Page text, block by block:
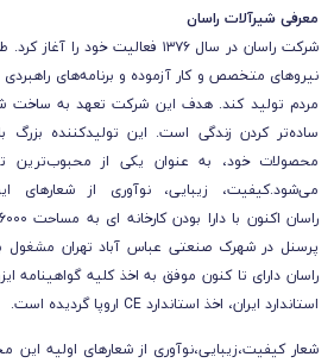
معرفی شیرآلات راسان
شرکت راسان در سال ۱۳۷۶ فعالیت
نیروهای متخصص و کار آزموده و برنامه‌های
مردم تولید کند. هدف این شرکت تعهد به ساخت
ساده‌تر کردن زندگی است. این تولیدکننده بزرگ
محصولات خود، به عنوان یکی از محبوب‌ترین
می‌شود.کیفیت، زیبایی، نوآوری از
پرسنل در شهرک صنعتی عباس آباد تهران
راسان
استاندارد ایران، اخذ استاندارد CE اروپا گردیده است.
شعار کیفیت،زیبایی،نوآوری از شعارهای اولیه